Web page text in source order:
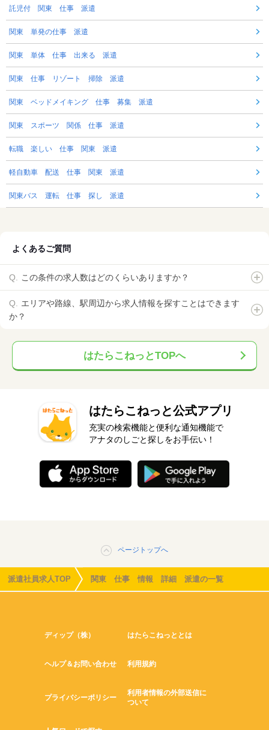
託児付 関東 仕事 派遣
関東 単発の仕事 派遣
関東 単体 仕事 出来る 派遣
関東 仕事 リゾート 掃除 派遣
関東 ベッドメイキング 仕事 募集 派遣
関東 スポーツ 関係 仕事 派遣
転職 楽しい 仕事 関東 派遣
軽自動車 配送 仕事 関東 派遣
関東バス 運転 仕事 探し 派遣
よくあるご質問
この条件の求人数はどのくらいありますか？
エリアや路線、駅周辺から求人情報を探すことはできます
か？
はたらこねっとTOPへ
はたらこねっと公式アプリ
充実の検索機能と便利な通知機能で
アナタのしごと探しをお手伝い！
ページトップへ
派遣社員求人TOP 関東 仕事 情報 詳細 派遣の一覧
ディップ（株） はたらこねっととは
ヘルプ＆お問い合わせ 利用規約
プライバシーポリシー
利用者情報の外部送信に
ついて